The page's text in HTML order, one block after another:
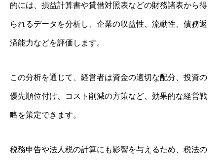
的には、損益計算書や貸借対照表などの財務諸表から得
られるデータを分析し、企業の収益性、流動性、債務返
済能力などを評価します。
この分析を通じて、経営者は資金の適切な配分、投資の
優先順位付け、コスト削減の方策など、効果的な経営戦
略を策定できます。
税務申告や法人税の計算にも影響を与えるため、税法の